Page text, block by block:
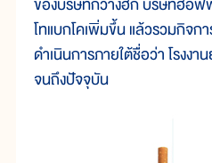
โทแบกโคเพิ่มขึ้น แล้วรวมกิจก
ดำเนินการภายใต้ชื่อว่า โรงง
จนถึงปัจจุบัน